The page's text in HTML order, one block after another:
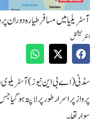
آسٹریلیا میں مسافر طیارہ دوران
انٹرنیشنل
سڈنی (اے بی این نیوز) آسٹریلوی
سوار تھا۔